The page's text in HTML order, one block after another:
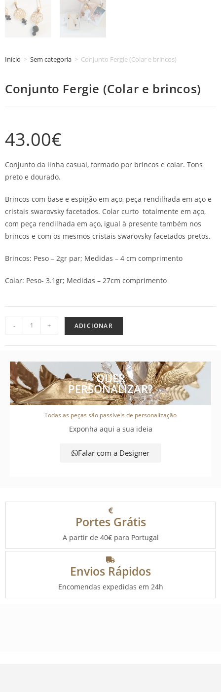
Início > Sem categoria > Conjunto Fergie (Colar e brincos)
Conjunto Fergie (Colar e brincos)
43.00€
Conjunto da linha casual, formado por brincos e colar. Tons
preto e dourado.
Brincos com base e espigão em aço, peça rendilhada em aço e
cristais swarovsky facetados. Colar curto totalmente em aço,
com peça rendilhada em aço, igual à presente também nos
brincos e com os mesmos cristais swarovsky facetados pretos.
Brincos: Peso – 2gr par; Medidas – 4 cm comprimento
Colar: Peso- 3.1gr; Medidas – 27cm comprimento
- + ADICIONAR
QUER
PERSONALIZAR?
Todas as peças são passíveis de personalização
Exponha aqui a sua ideia
Falar com a Designer
Portes Grátis
A partir de 40€ para Portugal
Envios Rápidos
Encomendas expedidas em 24h